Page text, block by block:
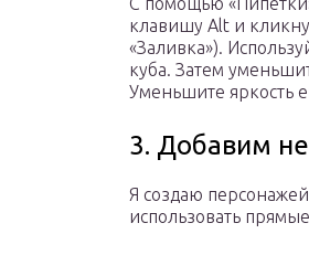
клавишу Alt и
«Заливка»).
куба. Затем
Уменьшите яркость
3. Добавим
Я создаю
использовать